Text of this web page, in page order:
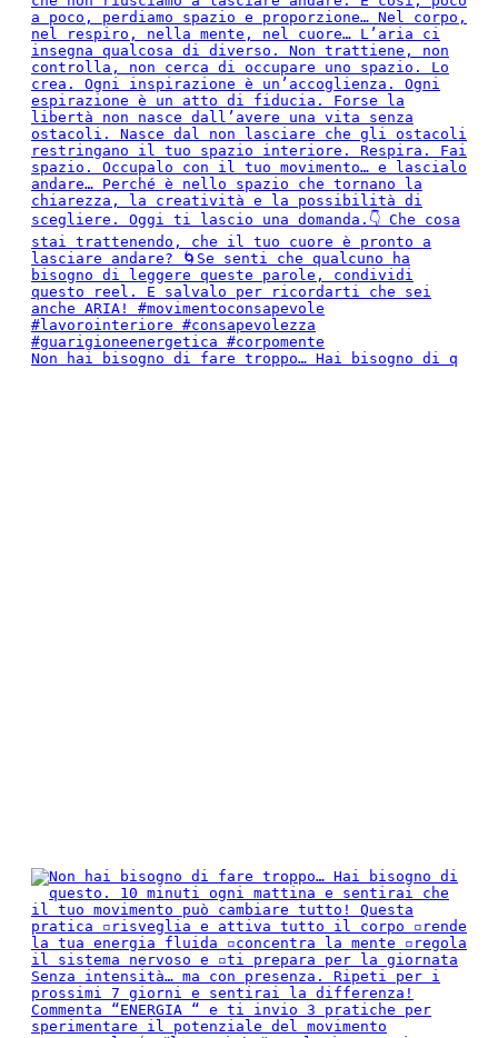
Non hai bisogno di fare troppo… Hai bisogno di q